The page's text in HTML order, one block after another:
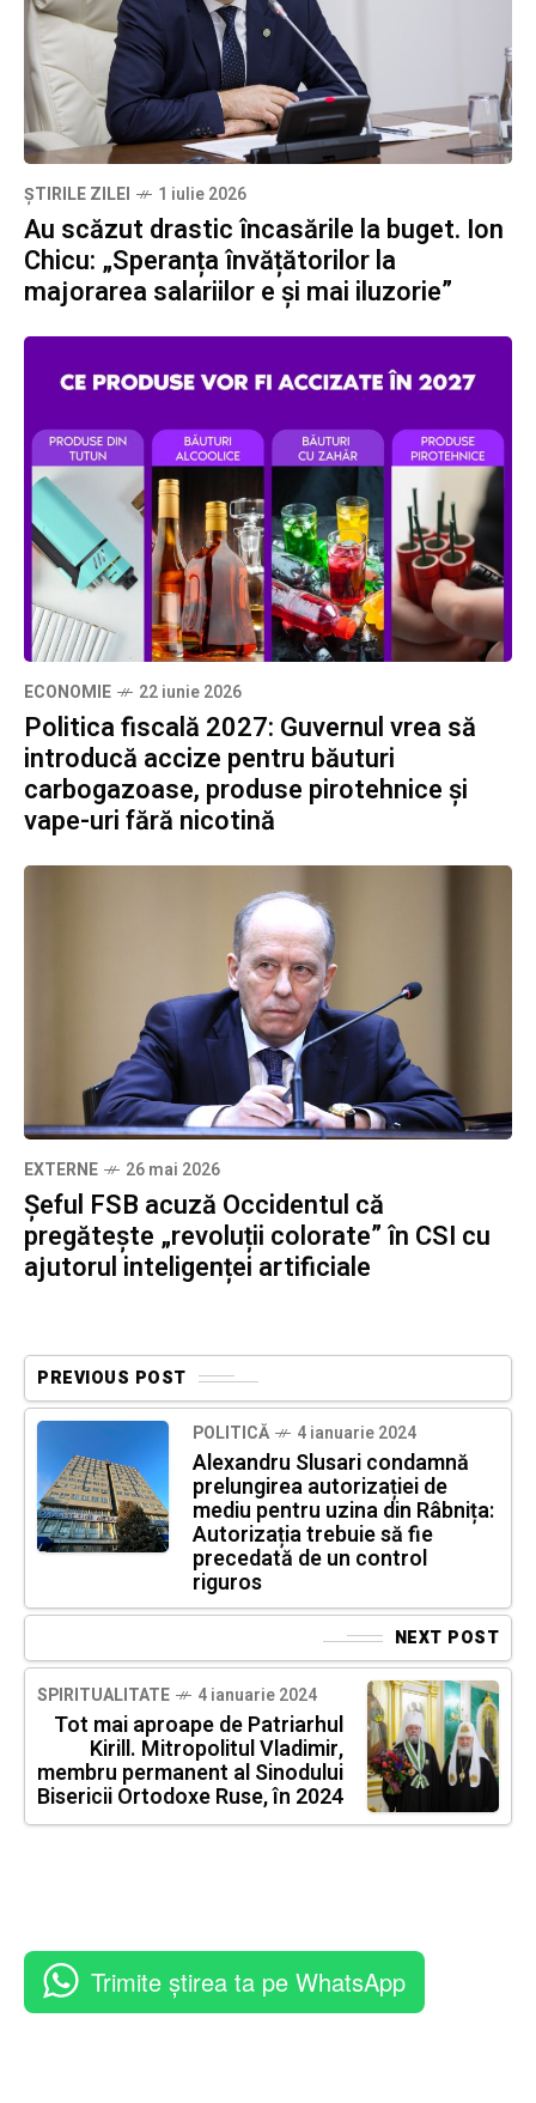
ȘTIRILE ZILEI 1 iulie 2026
Au scăzut drastic încasările la buget. Ion
Chicu: „Speranța învățătorilor la
majorarea salariilor e și mai iluzorie”
ECONOMIE 22 iunie 2026
Politica fiscală 2027: Guvernul vrea să
introducă accize pentru băuturi
carbogazoase, produse pirotehnice și
vape-uri fără nicotină
EXTERNE 26 mai 2026
Șeful FSB acuză Occidentul că
pregătește „revoluții colorate” în CSI cu
ajutorul inteligenței artificiale
PREVIOUS POST
POLITICĂ 4 ianuarie 2024
Alexandru Slusari condamnă
prelungirea autorizației de
mediu pentru uzina din Râbnița:
Autorizația trebuie să fie
precedată de un control
riguros
NEXT POST
SPIRITUALITATE 4 ianuarie 2024
Tot mai aproape de Patriarhul
Kirill. Mitropolitul Vladimir,
membru permanent al Sinodului
Bisericii Ortodoxe Ruse, în 2024
Trimite știrea ta pe WhatsApp